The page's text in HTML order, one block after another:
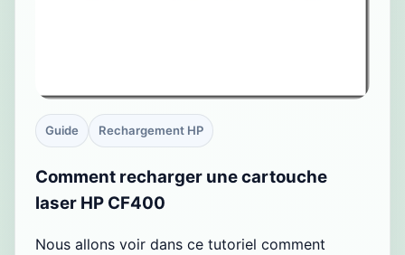
Guide Rechargement HP
Comment recharger une cartouche
laser HP CF400
Nous allons voir dans ce tutoriel comment